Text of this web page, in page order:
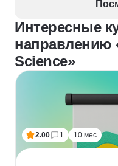
Интересные
направлению
Science»
2.00 1 10 мес